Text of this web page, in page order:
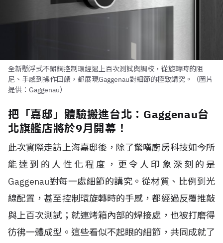
全新懸浮式不鏽鋼控制環經過上百次測試與調校，從旋轉時的阻
尼、手感到操作回饋，都展現Gaggenau對細節的極致講究。（圖片
提供：Gaggenau）
把「嘉邸」體驗搬進台北：Gaggenau台
北旗艦店將於9月開幕！
此次實際走訪上海嘉邸後，除了驚嘆廚房科技如今所
能達到的人性化程度，更令人印象深刻的是
Gaggenau對每一處細節的講究。從材質、比例到光
線配置，甚至控制環旋轉時的手感，都經過反覆推敲
與上百次測試；就連烤箱內部的焊接處，也被打磨得
彷彿一體成型。這些看似不起眼的細節，共同成就了